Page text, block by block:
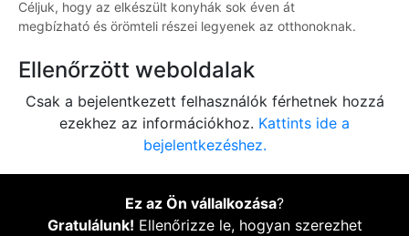
Céljuk, hogy az elkészült konyhák sok éven át
megbízható és örömteli részei legyenek az otthonoknak.
Ellenőrzött weboldalak
Csak a bejelentkezett felhasználók férhetnek hozzá
ezekhez az információkhoz. Kattints ide a
bejelentkezéshez.
Ez az Ön vállalkozása?
Gratulálunk! Ellenőrizze le, hogyan szerezhet